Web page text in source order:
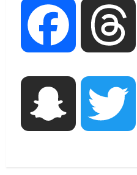
Facebook
Snapchat
एमआईटी
बीएसबीआई
August
STATES
महाराज की
शिष्टाचार